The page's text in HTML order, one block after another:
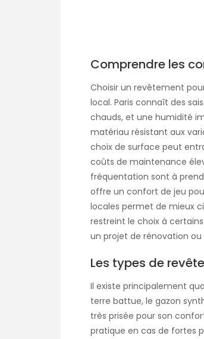
Comprendre les
Choisir un revêtement
local. Paris connaît des
chauds, et une humidité
matériau résistant aux
choix de surface peut
coûts de maintenance
fréquentation sont à
offre un confort de jeu
locales permet de mieux
restreint le choix à
un projet de rénovation
Les types de
Il existe principalement
terre battue, le gazon
très prisée pour son
pratique en cas de fortes